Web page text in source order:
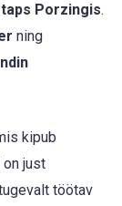
Porzingis.
ning
kipub
just
töötav